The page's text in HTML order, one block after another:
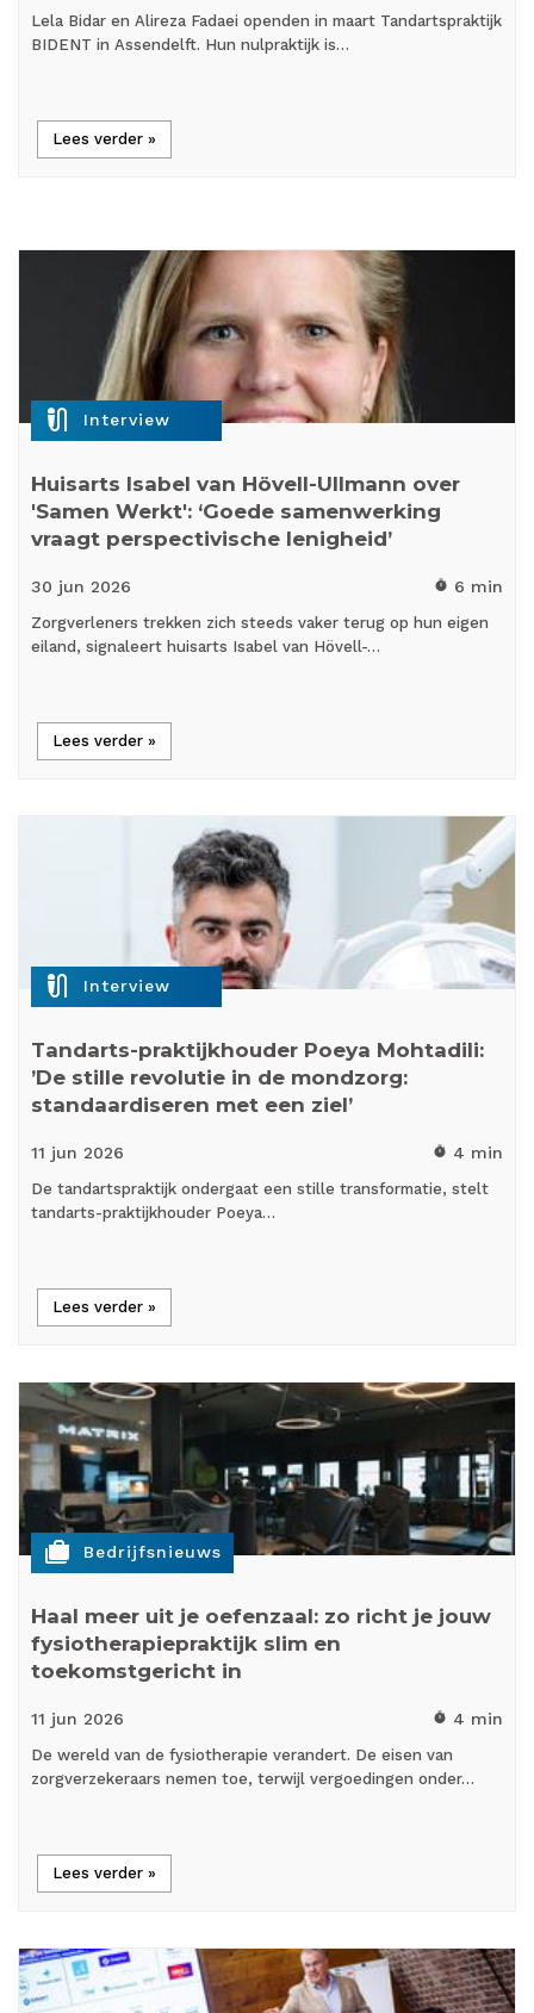
Lela Bidar en Alireza Fadaei openden in maart Tandartspraktijk
BIDENT in Assendelft. Hun nulpraktijk is…
Lees verder »
mic_external_on Interview
Huisarts Isabel van Hövell-Ullmann over
'Samen Werkt': ‘Goede samenwerking
vraagt perspectivische lenigheid’
30 jun 2026 timer 6 min
Zorgverleners trekken zich steeds vaker terug op hun eigen
eiland, signaleert huisarts Isabel van Hövell-…
Lees verder »
mic_external_on Interview
Tandarts-praktijkhouder Poeya Mohtadili:
’De stille revolutie in de mondzorg:
standaardiseren met een ziel’
11 jun 2026 timer 4 min
De tandartspraktijk ondergaat een stille transformatie, stelt
tandarts-praktijkhouder Poeya…
Lees verder »
cases Bedrijfsnieuws
Haal meer uit je oefenzaal: zo richt je jouw
fysiotherapiepraktijk slim en
toekomstgericht in
11 jun 2026 timer 4 min
De wereld van de fysiotherapie verandert. De eisen van
zorgverzekeraars nemen toe, terwijl vergoedingen onder…
Lees verder »